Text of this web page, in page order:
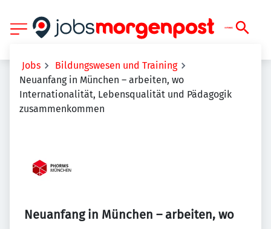
Jobs
Bildungswesen und Training
Neuanfang in München – arbeiten, wo
Internationalität, Lebensqualität und Pädagogik
zusammenkommen
Neuanfang in München – arbeiten, wo